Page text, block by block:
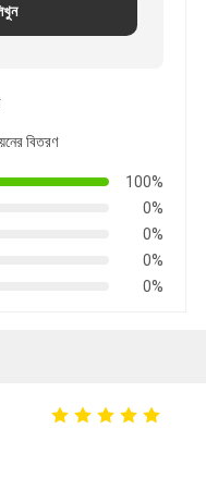
বিতরণ
100%
0%
0%
0%
0%